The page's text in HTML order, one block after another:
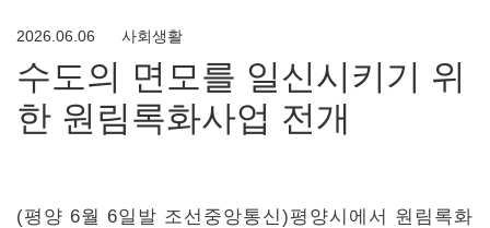
2026.06.06 사회생활
수도의 면모를 일신시키기 위
한 원림록화사업 전개
(평양 6월 6일발 조선중앙통신)평양시에서 원림록화